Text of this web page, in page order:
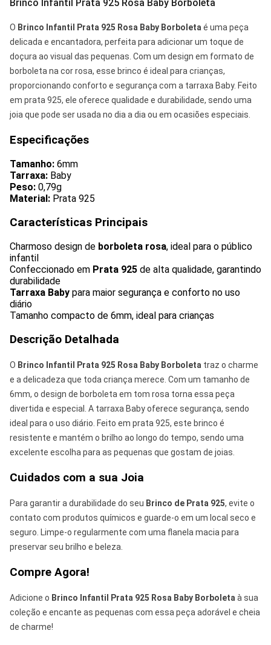
Brinco Infantil Prata 925 Rosa Baby Borboleta
O Brinco Infantil Prata 925 Rosa Baby Borboleta é uma peça
delicada e encantadora, perfeita para adicionar um toque de
doçura ao visual das pequenas. Com um design em formato de
borboleta na cor rosa, esse brinco é ideal para crianças,
proporcionando conforto e segurança com a tarraxa Baby. Feito
em prata 925, ele oferece qualidade e durabilidade, sendo uma
joia que pode ser usada no dia a dia ou em ocasiões especiais.
Especificações
Tamanho: 6mm
Tarraxa: Baby
Peso: 0,79g
Material: Prata 925
Características Principais
Charmoso design de borboleta rosa, ideal para o público
infantil
Confeccionado em Prata 925 de alta qualidade, garantindo
durabilidade
Tarraxa Baby para maior segurança e conforto no uso
diário
Tamanho compacto de 6mm, ideal para crianças
Descrição Detalhada
O Brinco Infantil Prata 925 Rosa Baby Borboleta traz o charme
e a delicadeza que toda criança merece. Com um tamanho de
6mm, o design de borboleta em tom rosa torna essa peça
divertida e especial. A tarraxa Baby oferece segurança, sendo
ideal para o uso diário. Feito em prata 925, este brinco é
resistente e mantém o brilho ao longo do tempo, sendo uma
excelente escolha para as pequenas que gostam de joias.
Cuidados com a sua Joia
Para garantir a durabilidade do seu Brinco de Prata 925, evite o
contato com produtos químicos e guarde-o em um local seco e
seguro. Limpe-o regularmente com uma flanela macia para
preservar seu brilho e beleza.
Compre Agora!
Adicione o Brinco Infantil Prata 925 Rosa Baby Borboleta à sua
coleção e encante as pequenas com essa peça adorável e cheia
de charme!